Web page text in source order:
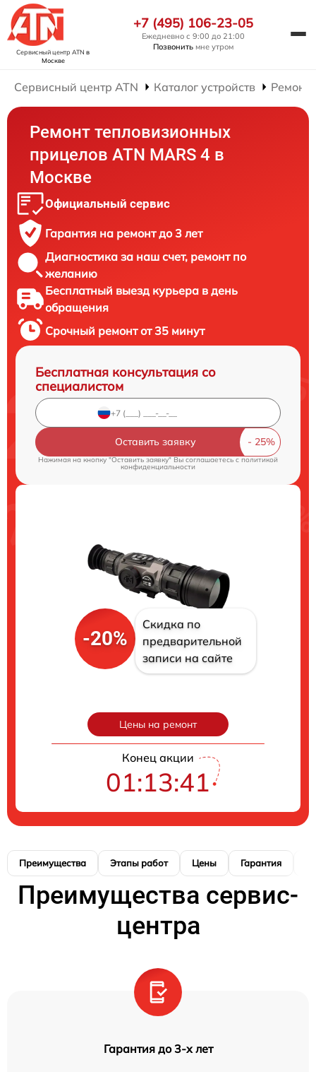
Сервисный центр ATN в
Москве
+7 (495) 106-23-05
Ежедневно с 9:00 до 21:00
Позвонить мне утром
Сервисный центр ATN Каталог устройств Ремонт
Ремонт тепловизионных
прицелов ATN MARS 4 в
Москве
Официальный сервис
Гарантия на ремонт до 3 лет
Диагностика за наш счет, ремонт по
желанию
Бесплатный выезд курьера в день
обращения
Срочный ремонт от 35 минут
Бесплатная консультация со
специалистом
Оставить заявку
Нажимая на кнопку "Оставить заявку" Вы соглашаетесь cполитикой
конфиденциальности
-20%
Скидка по
предварительной
записи на сайте
Цены на ремонт
Конец акции
01:13:41
Преимущества Этапы работ Цены Гарантия
Преимущества сервис-
центра
Гарантия до 3-х лет